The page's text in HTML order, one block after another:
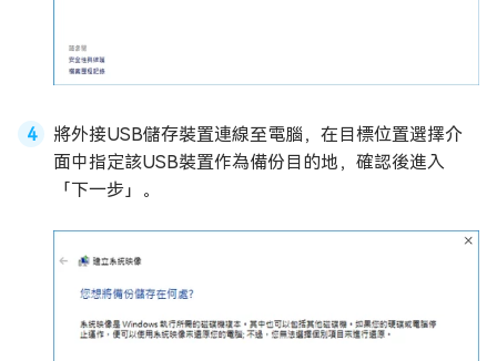
將外接USB儲存裝置連線至電腦，在目標位置選擇介
面中指定該USB裝置作為備份目的地，確認後進入
「下一步」。